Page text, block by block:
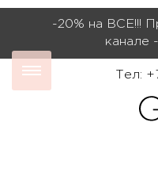
-20% на ВСЕ!!!
канале
Тел: